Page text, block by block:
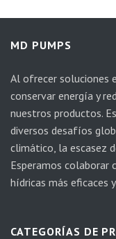
MD PUMPS
Al ofrecer soluciones
conservar energía y
nuestros productos.
diversos desafíos
climático, la escasez
Esperamos colaborar
hídricas más eficaces
CATEGORÍAS DE